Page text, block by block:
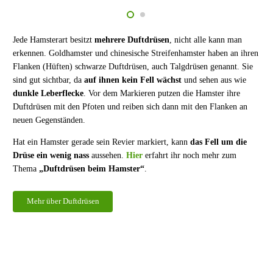
Jede Hamsterart besitzt mehrere Duftdrüsen , nicht alle kann man
erkennen. Goldhamster und chinesische Streifenhamster haben an ihren
Flanken (Hüften) schwarze Duftdrüsen, auch Talgdrüsen genannt. Sie
sind gut sichtbar, da auf ihnen kein Fell wächst und sehen aus wie
dunkle Leberflecke . Vor dem Markieren putzen die Hamster ihre
Duftdrüsen mit den Pfoten und reiben sich dann mit den Flanken an
neuen Gegenständen.
Hat ein Hamster gerade sein Revier markiert, kann das Fell um die
Drüse ein wenig nass aussehen. Hier erfahrt ihr noch mehr zum
Thema „Duftdrüsen beim Hamster“
Mehr über Duftdrüsen